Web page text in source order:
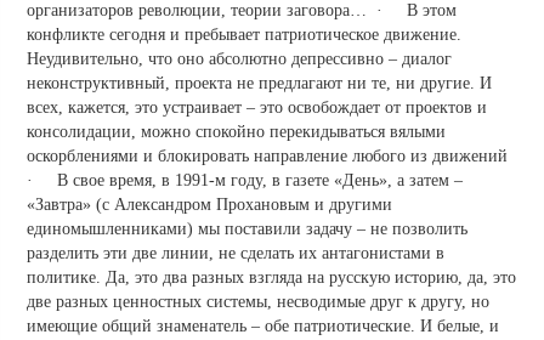
организаторов революции, теории заговора… · В этом
конфликте сегодня и пребывает патриотическое движение.
Неудивительно, что оно абсолютно депрессивно – диалог
неконструктивный, проекта не предлагают ни те, ни другие. И
всех, кажется, это устраивает – это освобождает от проектов и
консолидации, можно спокойно перекидываться вялыми
оскорблениями и блокировать направление любого из движений
· В свое время, в 1991-м году, в газете «День», а затем –
«Завтра» (с Александром Прохановым и другими
единомышленниками) мы поставили задачу – не позволить
разделить эти две линии, не сделать их антагонистами в
политике. Да, это два разных взгляда на русскую историю, да, это
две разных ценностных системы, несводимые друг к другу, но
имеющие общий знаменатель – обе патриотические. И белые, и